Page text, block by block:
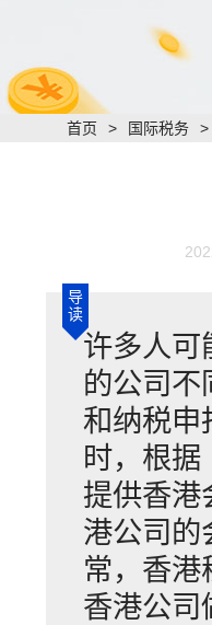
首页 > 国际税务 >
导
读
许多人可
的公司不
和纳税申
时，根
提供香港
港公司的
常，香港
香港公司